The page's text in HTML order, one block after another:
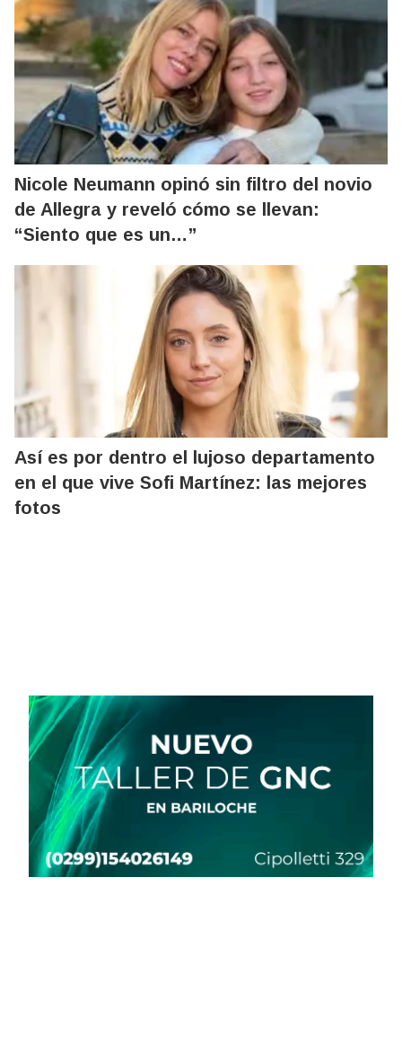
Nicole Neumann opinó sin filtro del novio
de Allegra y reveló cómo se llevan:
“Siento que es un…”
Así es por dentro el lujoso departamento
en el que vive Sofi Martínez: las mejores
fotos